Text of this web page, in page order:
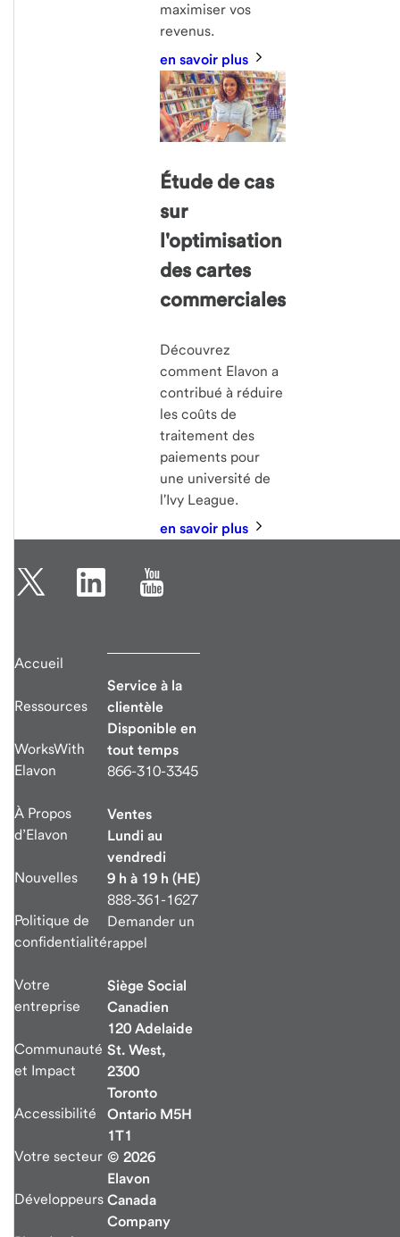
maximiser vos
revenus.
en savoir plus
Étude de cas
sur
l'optimisation
des cartes
commerciales
Découvrez
comment Elavon a
contribué à réduire
les coûts de
traitement des
paiements pour
une université de
l'Ivy League.
en savoir plus
Accueil
Ressources
WorksWith
Elavon
À Propos
d’Elavon
Nouvelles
Politique de
confidentialité
Votre
entreprise
Communauté
et Impact
Accessibilité
Votre secteur
Développeurs
Service à la
clientèle
Disponible en
tout temps
866-310-3345
Ventes
Lundi au
vendredi
9 h à 19 h (HE)
888-361-1627
Demander un
rappel
Siège Social
Canadien
120 Adelaide
St. West,
2300
Toronto
Ontario M5H
1T1
© 2026
Elavon
Canada
Company